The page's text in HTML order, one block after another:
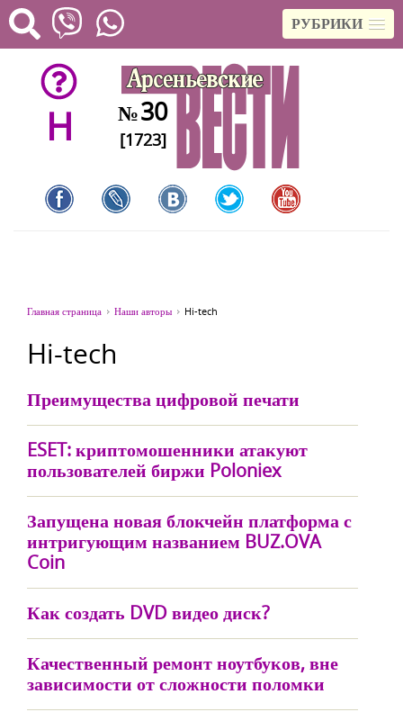
РУБРИКИ
H №30
[1723]
Главная страница Наши авторы Hi-tech
Hi-tech
Преимущества цифровой печати
ESET: криптомошенники атакуют
пользователей биржи Poloniex
Запущена новая блокчейн платформа с
интригующим названием BUZ.OVA
Coin
Как создать DVD видео диск?
Качественный ремонт ноутбуков, вне
зависимости от сложности поломки